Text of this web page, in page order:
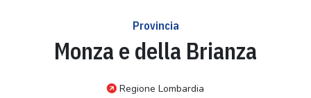
Provincia
Monza e della Brianza
Regione Lombardia